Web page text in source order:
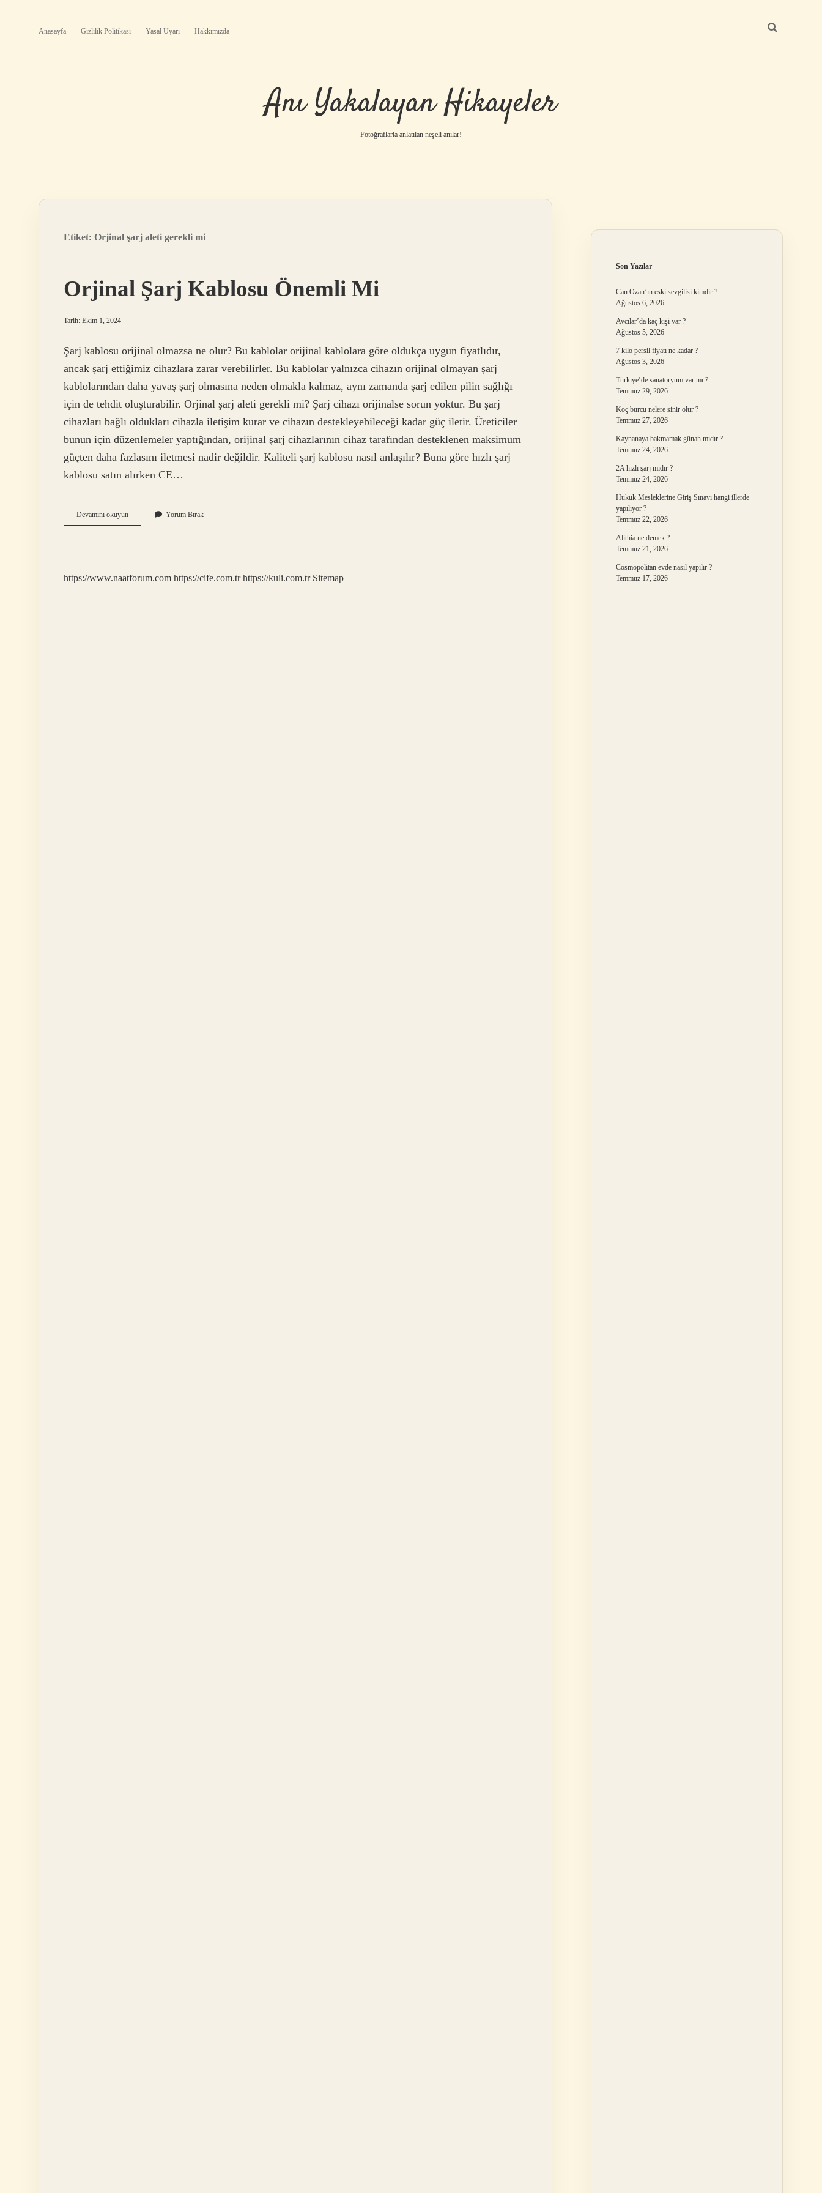
Anasayfa Gizlilik Politikası Yasal Uyarı Hakkımızda
Anı Yakalayan Hikayeler
Fotoğraflarla anlatılan neşeli anılar!
Etiket: Orjinal şarj aleti gerekli mi
Orjinal Şarj Kablosu Önemli Mi
Tarih: Ekim 1, 2024
Şarj kablosu orijinal olmazsa ne olur? Bu kablolar orijinal kablolara göre oldukça uygun fiyatlıdır,
ancak şarj ettiğimiz cihazlara zarar verebilirler. Bu kablolar yalnızca cihazın orijinal olmayan şarj
kablolarından daha yavaş şarj olmasına neden olmakla kalmaz, aynı zamanda şarj edilen pilin sağlığı
için de tehdit oluşturabilir. Orjinal şarj aleti gerekli mi? Şarj cihazı orijinalse sorun yoktur. Bu şarj
cihazları bağlı oldukları cihazla iletişim kurar ve cihazın destekleyebileceği kadar güç iletir. Üreticiler
bunun için düzenlemeler yaptığından, orijinal şarj cihazlarının cihaz tarafından desteklenen maksimum
güçten daha fazlasını iletmesi nadir değildir. Kaliteli şarj kablosu nasıl anlaşılır? Buna göre hızlı şarj
kablosu satın alırken CE…
Devamını okuyunOrjinal
Şarj
Yorum Bırak
https://www.naatforum.com https://cife.com.tr https://kuli.com.tr Sitemap
Son Yazılar
Can Ozan’ın eski sevgilisi kimdir ?
Ağustos 6, 2026
Avcılar’da kaç kişi var ?
Ağustos 5, 2026
7 kilo persil fiyatı ne kadar ?
Ağustos 3, 2026
Türkiye’de sanatoryum var mı ?
Temmuz 29, 2026
Koç burcu nelere sinir olur ?
Temmuz 27, 2026
Kaynanaya bakmamak günah mıdır ?
Temmuz 24, 2026
2A hızlı şarj mıdır ?
Temmuz 24, 2026
Hukuk Mesleklerine Giriş Sınavı hangi illerde
yapılıyor ?
Temmuz 22, 2026
Alithia ne demek ?
Temmuz 21, 2026
Cosmopolitan evde nasıl yapılır ?
Temmuz 17, 2026